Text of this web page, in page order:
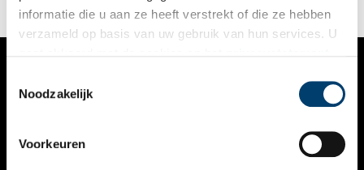
informatie die u aan ze heeft verstrekt of die ze hebben
verzameld op basis van uw gebruik van hun services. U
Noodzakelijk
Voorkeuren
VERHALEN
KALENDER